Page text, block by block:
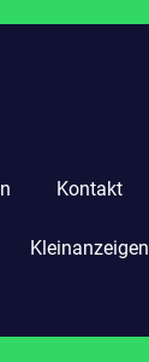
Kontakt
Kleinanzeigen